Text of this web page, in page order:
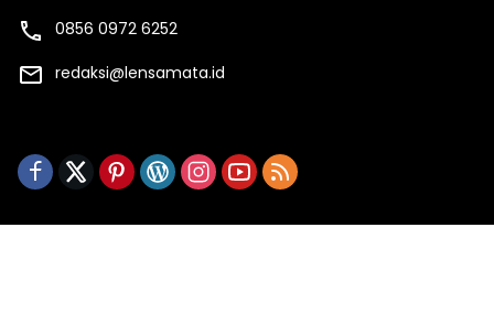
0856 0972 6252
redaksi@lensamata.id